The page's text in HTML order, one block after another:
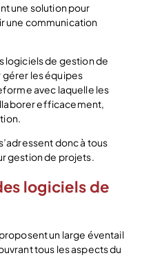
une solution pour
une communication
logiciels de gestion de
les équipes
avec laquelle les
efficacement,
donc à tous
gestion de projets.
logiciels de
un large éventail
tous les aspects du